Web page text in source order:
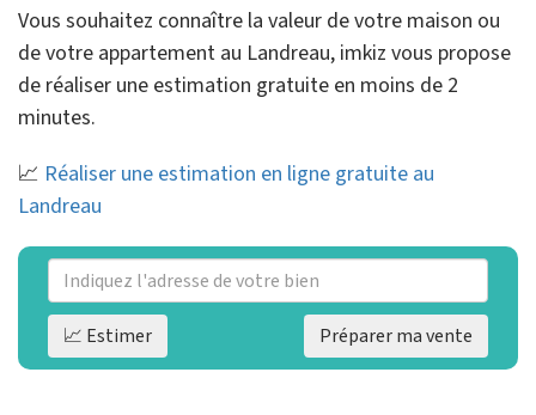
Vous souhaitez connaître la valeur de votre maison ou
de votre appartement au Landreau, imkiz vous propose
de réaliser une estimation gratuite en moins de 2
minutes.
📈 Réaliser une estimation en ligne gratuite au
Landreau
📈 Estimer Préparer ma vente